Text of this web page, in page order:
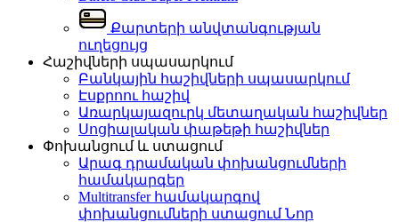
Քարտերի անվտանգության
ուղեցույց
Հաշիվների սպասարկում
Բանկային հաշիվների սպասարկում
Էսքրոու հաշիվ
Առարկայազուրկ մետաղական հաշիվներ
Սոցիալական փաթեթի հաշիվներ
Փոխանցում և ստացում
Արագ դրամական փոխանցումների
համակարգեր
Multitransfer համակարգով
փոխանցումների ստացումՆոր